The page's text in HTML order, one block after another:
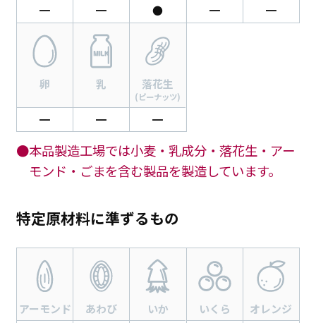
━
━
●
━
━
卵
━
乳
━
落花生
(ピーナッツ)
━
●本品製造工場では小麦・乳成分・落花生・アー
モンド・ごまを含む製品を製造しています。
特定原材料に準ずるもの
アーモンド
あわび
いか
いくら
オレンジ